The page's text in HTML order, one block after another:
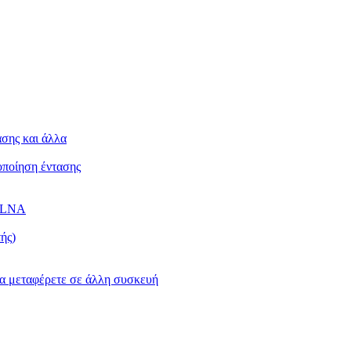
και άλλα
έντασης
μεταφέρετε σε άλλη συσκευή